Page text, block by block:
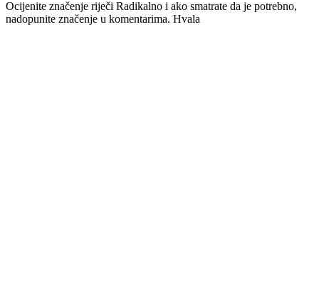
Ocijenite značenje riječi Radikalno i ako smatrate da je potrebno,
nadopunite značenje u komentarima. Hvala